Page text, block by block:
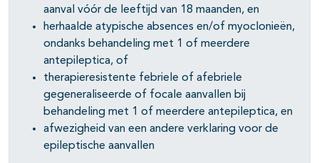
aanval vóór de leeftijd van 18 maanden, en
herhaalde atypische absences en/of myoclonieën,
ondanks behandeling met 1 of meerdere
antepileptica, of
therapieresistente febriele of afebriele
gegeneraliseerde of focale aanvallen bij
behandeling met 1 of meerdere antepileptica, en
afwezigheid van een andere verklaring voor de
epileptische aanvallen